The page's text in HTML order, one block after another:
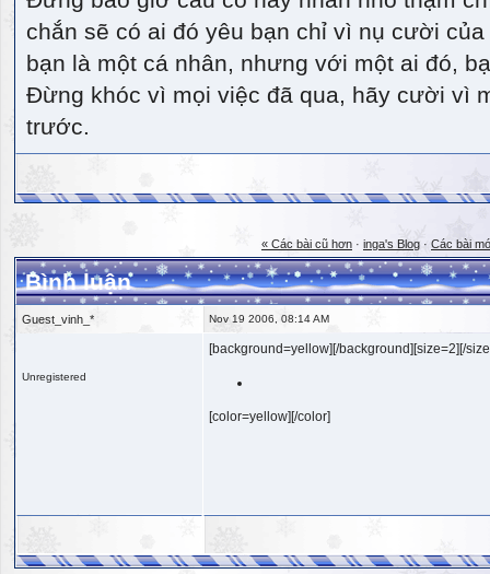
chắn sẽ có ai đó yêu bạn chỉ vì nụ cười
bạn là một cá nhân, nhưng với một ai đó,
Đừng khóc vì mọi việc đã qua, hãy cười vì
trước.
« Các bài cũ hơn · inga's Blog · Các bài
Bình luận
Guest_vinh_* Nov 19 2006, 08:14 AM
Unregistered
[background=yellow][/background][size=2][/
[color=yellow][/color]